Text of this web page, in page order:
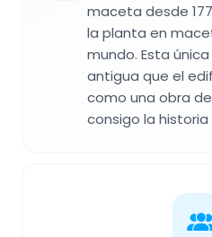
maceta desde
la planta en
mundo. Esta
antigua que el
como una obra
consigo la historia